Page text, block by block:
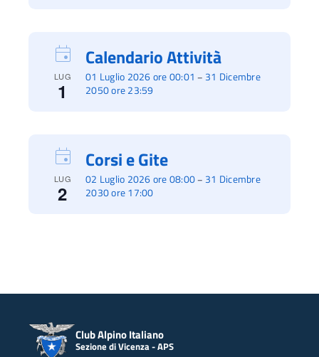
LUG
1
01 Luglio 2026 ore 00:01 – 31 Dicembre
2050 ore 23:59
Calendario Attività
LUG
2
02 Luglio 2026 ore 08:00– 31 Dicembre
2030 ore 17:00
Corsi e Gite
Club Alpino Italiano
Sezione di Vicenza - APS